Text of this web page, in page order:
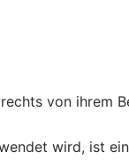
von ihrem
wird, ist